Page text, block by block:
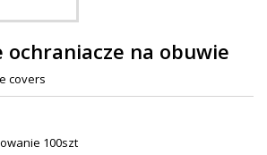
ochraniacze na obuwie
covers
100szt